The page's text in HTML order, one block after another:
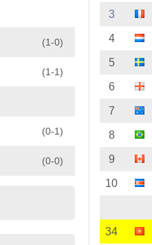
(1-0)
(1-1)
(0-1)
(0-0)
3
4
5
6
7
8
9
10
34